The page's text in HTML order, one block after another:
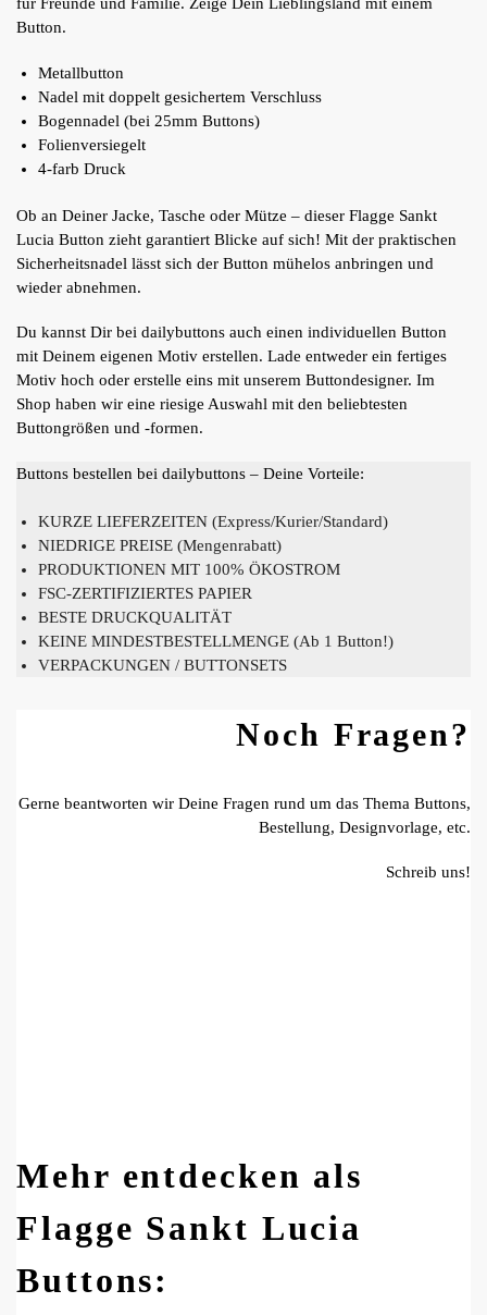
für Freunde und Familie. Zeige Dein Lieblingsland mit einem
Button.
Metallbutton
Nadel mit doppelt gesichertem Verschluss
Bogennadel (bei 25mm Buttons)
Folienversiegelt
4-farb Druck
Ob an Deiner Jacke, Tasche oder Mütze – dieser Flagge Sankt
Lucia Button zieht garantiert Blicke auf sich! Mit der praktischen
Sicherheitsnadel lässt sich der Button mühelos anbringen und
wieder abnehmen.
Du kannst Dir bei dailybuttons auch einen individuellen Button
mit Deinem eigenen Motiv erstellen. Lade entweder ein fertiges
Motiv hoch oder erstelle eins mit unserem Buttondesigner. Im
Shop haben wir eine riesige Auswahl mit den beliebtesten
Buttongrößen und -formen.
Buttons bestellen bei dailybuttons – Deine Vorteile:
KURZE LIEFERZEITEN (Express/Kurier/Standard)
NIEDRIGE PREISE (Mengenrabatt)
PRODUKTIONEN MIT 100% ÖKOSTROM
FSC-ZERTIFIZIERTES PAPIER
BESTE DRUCKQUALITÄT
KEINE MINDESTBESTELLMENGE (Ab 1 Button!)
VERPACKUNGEN / BUTTONSETS
Noch Fragen?
Gerne beantworten wir Deine Fragen rund um das Thema Buttons,
Bestellung, Designvorlage, etc.
Schreib uns!
Mehr entdecken als
Flagge Sankt Lucia
Buttons: